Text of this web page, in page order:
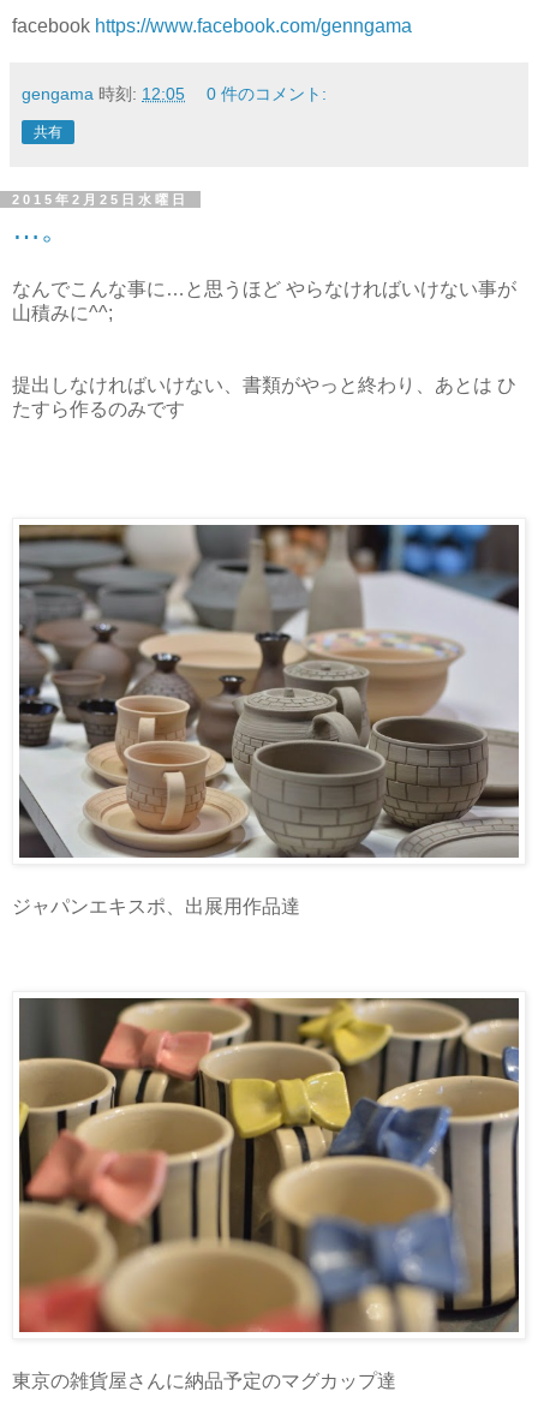
facebook https://www.facebook.com/genngama
gengama 時刻: 12:05 0 件のコメント:
共有
2015年2月25日水曜日
…。
なんでこんな事に…と思うほど やらなければいけない事が
山積みに^^;
提出しなければいけない、書類がやっと終わり、あとは ひ
たすら作るのみです
ジャパンエキスポ、出展用作品達
東京の雑貨屋さんに納品予定のマグカップ達